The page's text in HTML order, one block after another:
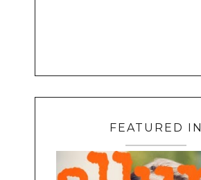
FEATURED IN